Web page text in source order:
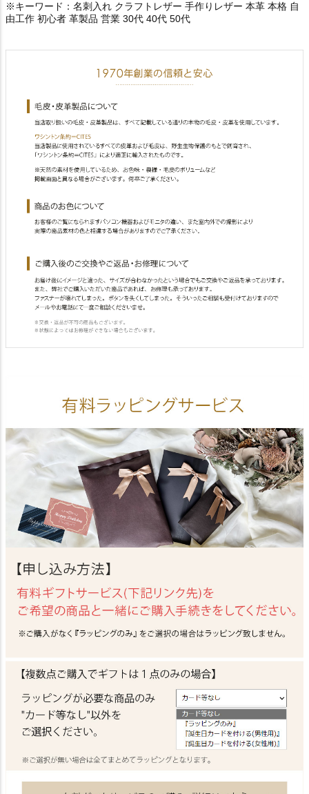
※キーワード：名刺入れ クラフトレザー 手作りレザー 本革 本格 自
由工作 初心者 革製品 営業 30代 40代 50代